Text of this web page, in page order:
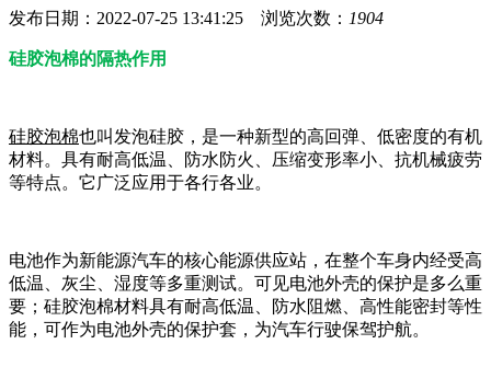
发布日期：2022-07-25 13:41:25 浏览次数： 1904
硅胶泡棉的隔热作用
硅胶泡棉也叫发泡硅胶，是一种新型的高回弹、低密度的有机
材料。具有耐高低温、防水防火、压缩变形率小、抗机械疲劳
等特点。它广泛应用于各行各业。
电池作为新能源汽车的核心能源供应站，在整个车身内经受高
低温、灰尘、湿度等多重测试。可见电池外壳的保护是多么重
要；硅胶泡棉材料具有耐高低温、防水阻燃、高性能密封等性
能，可作为电池外壳的保护套，为汽车行驶保驾护航。